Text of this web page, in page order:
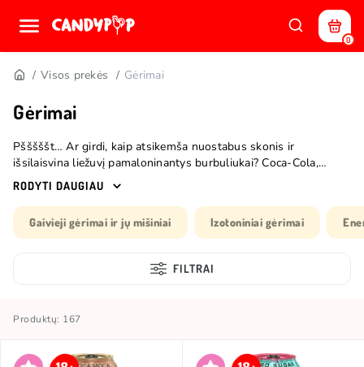
0
Visos prekės Gėrimai
Gėrimai
Pšššššt… Ar girdi, kaip atsikemša nuostabus skonis ir
išsilaisvina liežuvį pamaloninantys burbuliukai? Coca-Cola,
Fanta, Chupa Chups, Dr. Pepper, Ramune, Calypso ir kitų prekės
ženklų gazuoti ir negazuoti gaivieji gėrimai. Tikrai juos pažįsti iš
užsienietiškų filmų, naujausių Netflix serialų ar egzotiškų
užsienio reklamų. Bet ar esi juos ragavęs? Šie skanūs gėrimai į
mūsų lentynas atvyksta ir iš labai tolimų kraštų, tad jei ieškai
kažko, kas rauna stogą ir palepina liežuvį, esi kaip tik ten, kur
RODYTI DAUGIAU
Gaivieji gėrimai ir jų mišiniai Izotoniniai gėrimai
FILTRAI
Produktų: 167